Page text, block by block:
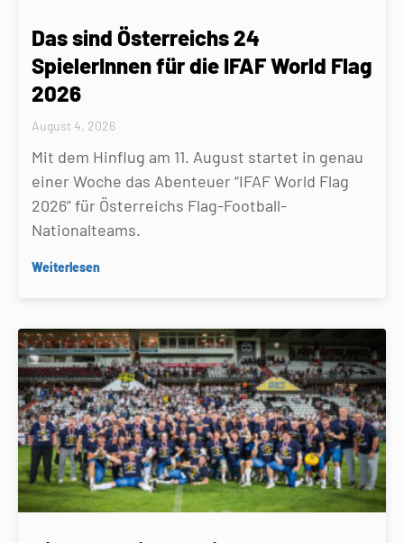
Das sind Österreichs 24
SpielerInnen für die IFAF World Flag
2026
August 4, 2026
Mit dem Hinflug am 11. August startet in genau
einer Woche das Abenteuer “IFAF World Flag
2026” für Österreichs Flag-Football-
Nationalteams.
Weiterlesen